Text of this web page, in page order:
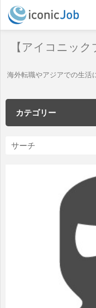
【アイコニッ
海外転職やアジアでの生活
カテゴリー